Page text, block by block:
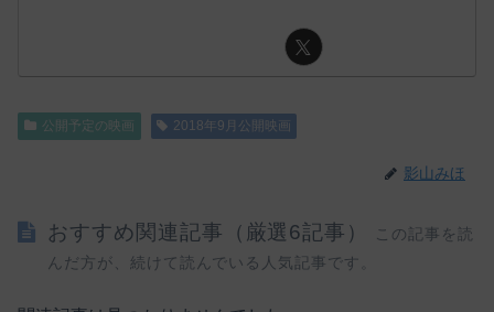
公開予定の映画 2018年9月公開映画
影山みほ
おすすめ関連記事（厳選6記事）
この記事を読
んだ方が、続けて読んでいる人気記事です。